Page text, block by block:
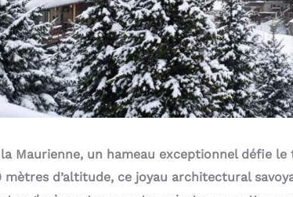
Maurienne, un hameau exceptionnel défie le
mètres d’altitude, ce joyau architectural